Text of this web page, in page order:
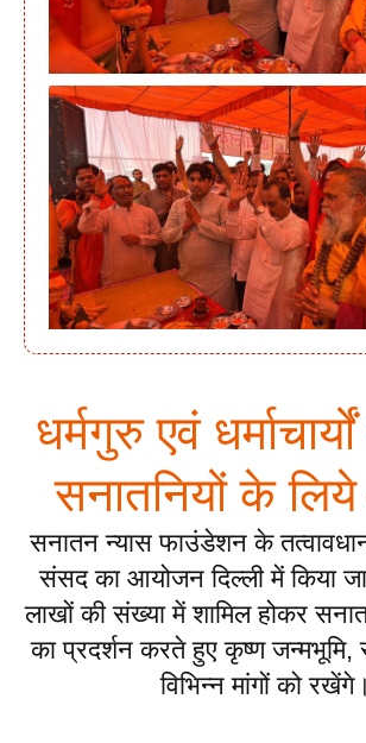
धर्मगुरु एवं
सनातनियों के लिये
सनातन न्यास फाउंडेशन के
संसद का आयोजन दिल्ली में किया
लाखों की संख्या में शामिल होकर
का प्रदर्शन करते हुए कृष्ण जन्मभूमि,
विभिन्न मांगों को रखेंगे।